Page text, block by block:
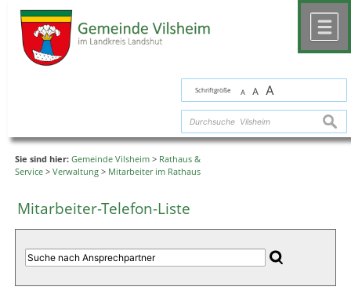
Schriftgröße A A A
Sie sind hier: Gemeinde Vilsheim > Rathaus &
Service > Verwaltung > Mitarbeiter im Rathaus
Mitarbeiter-Telefon-Liste